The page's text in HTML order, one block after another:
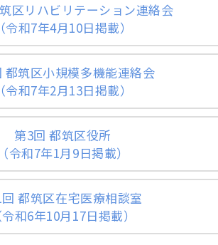
区リハビリテーション連絡会
（令和7年4月10日掲載）
都筑区小規模多機能連絡会
（令和7年2月13日掲載）
第3回 都筑区役所
（令和7年1月9日掲載）
都筑区在宅医療相談室
令和6年10月17日掲載）